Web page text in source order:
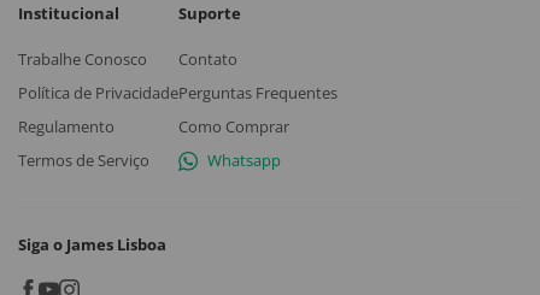
Institucional
Trabalhe Conosco
Política de Privacidade
Regulamento
Termos de Serviço
Suporte
Contato
Perguntas Frequentes
Como Comprar
Whatsapp
Siga o James Lisboa